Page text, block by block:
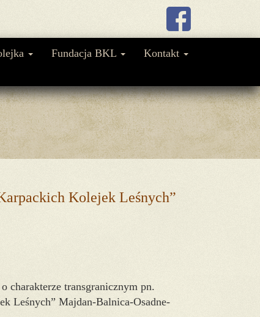
Fundacja BKL Kontakt
Kolejek Leśnych”
charakterze transgranicznym pn.
Leśnych” Majdan-Balnica-Osadne-